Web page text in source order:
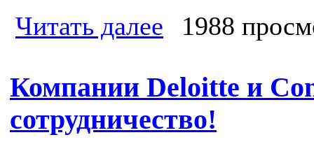
Читать далее
1988
Компании Deloitte и
сотрудничество!